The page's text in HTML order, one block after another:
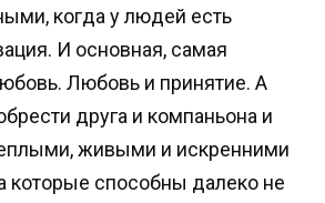
когда у людей есть
И основная, самая
Любовь и принятие. А
друга и компаньона и
живыми и искренними
которые способны далеко не